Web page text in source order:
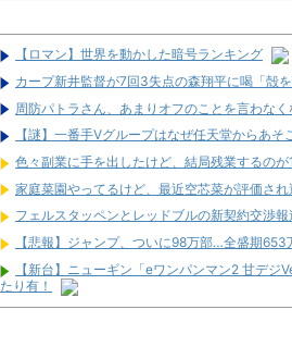
【ロマン】世界を動かした暗号ランキング
カープ新井監督が7回3失点の森翔平に喝「殻
周防パトラさん、あまりオフのことを言わなく
【謎】一番手Vグループはなぜ任天堂からあそ
色々副業に手を出したけど、結局残業するのが
家庭菜園やってるけど、最近空芯菜が評価され
フェルスタッペンとレッドブルの新契約交渉
【悲報】ジャンプ、ついに98万部…全盛期
【新台】ニューギン「eワンパンマン2 甘デ
たり有！
【噂】スロット「北斗の拳」シリーズ最新作